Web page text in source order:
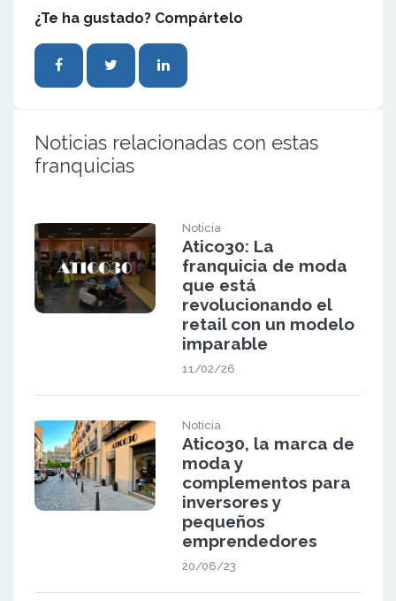
¿Te ha gustado? Compártelo
Noticias relacionadas con estas
franquicias
Noticia
Atico30: La
franquicia de moda
que está
revolucionando el
retail con un modelo
imparable
11/02/26
Noticia
Atico30, la marca de
moda y
complementos para
inversores y
pequeños
emprendedores
20/06/23